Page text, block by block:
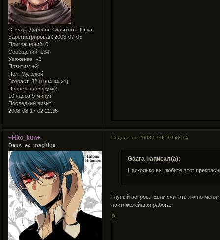
Откуда: Деревня Скрытого Песка
Зарегистрирован: 2008-07-05
Приглашений: 0
Сообщений: 134
Уважение: +2
Позитив: +2
Пол: Мужской
Возраст: 32 [1994-04-21]
Провел на форуме:
10 часов 9 минут
Последний визит:
2008-08-17 02:22:36
Поделиться2008-07-06 10:48:14
+Hito_kun+
Deus_ex_machina
Gaara написал(а):
Насколько вы любите этот
Глупый вопрос. Если считать лично
наитяжелейшая работа.
0